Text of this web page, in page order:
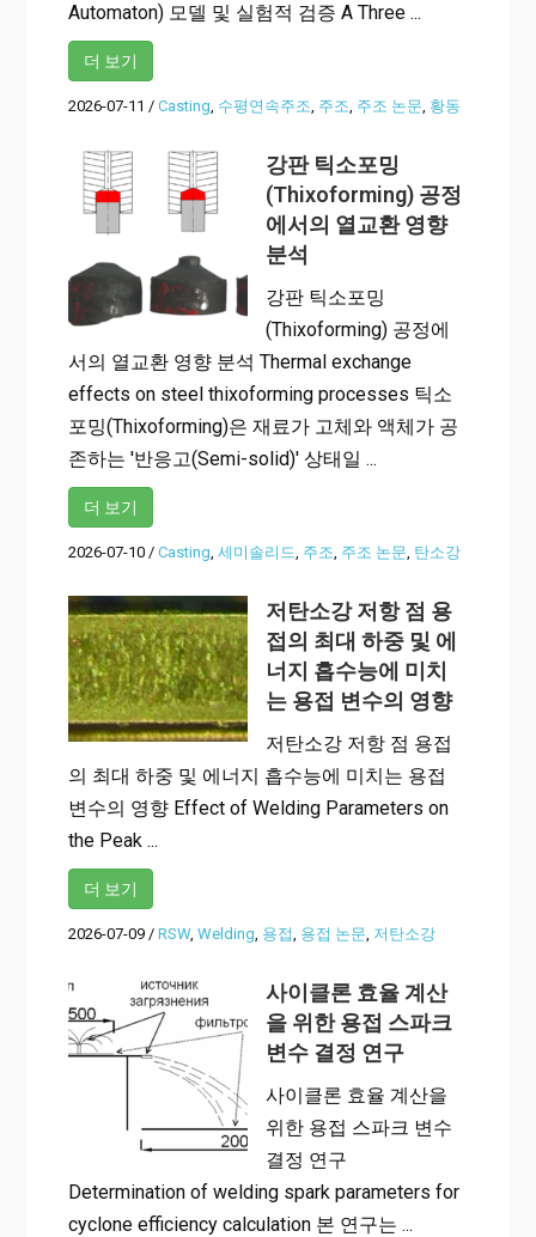
Automaton) 모델 및 실험적 검증 A Three ...
더 보기
2026-07-11 / Casting, 수평연속주조, 주조, 주조 논문, 황동
강판 틱소포밍
(Thixoforming) 공정
에서의 열교환 영향
분석
강판 틱소포밍
(Thixoforming) 공정에
서의 열교환 영향 분석 Thermal exchange
effects on steel thixoforming processes 틱소
포밍(Thixoforming)은 재료가 고체와 액체가 공
존하는 '반응고(Semi-solid)' 상태일 ...
더 보기
2026-07-10/ Casting, 세미솔리드, 주조, 주조 논문, 탄소강
저탄소강 저항 점 용
접의 최대 하중 및 에
너지 흡수능에 미치
는 용접 변수의 영향
저탄소강 저항 점 용접
의 최대 하중 및 에너지 흡수능에 미치는 용접
변수의 영향 Effect of Welding Parameters on
the Peak ...
더 보기
2026-07-09/ RSW, Welding, 용접, 용접 논문, 저탄소강
사이클론 효율 계산
을 위한 용접 스파크
변수 결정 연구
사이클론 효율 계산을
위한 용접 스파크 변수
결정 연구
Determination of welding spark parameters for
cyclone efficiency calculation 본 연구는 ...